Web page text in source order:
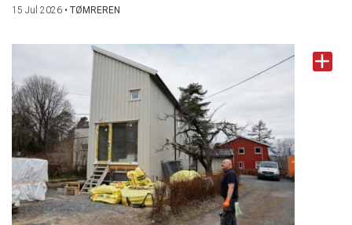
15 Jul 2026 • TØMREREN